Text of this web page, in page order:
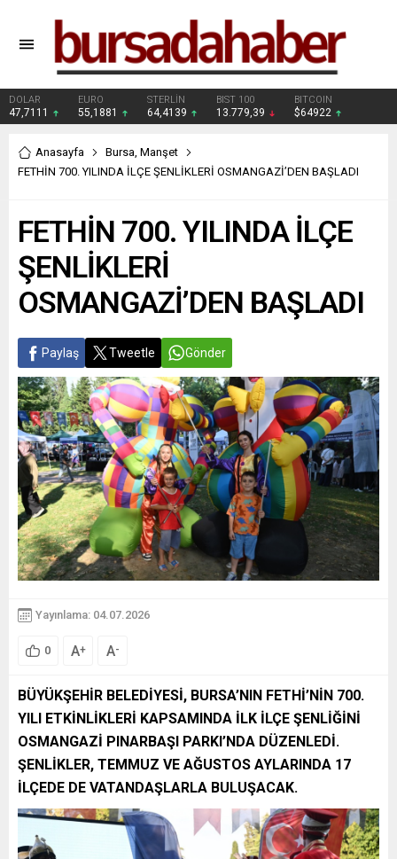
DOLAR
47,7111
EURO
55,1881
STERLİN
64,4139
BIST 100
13.779,39
BITCOIN
$64922
Anasayfa Bursa, Manşet
FETHİN 700. YILINDA İLÇE ŞENLİKLERİ OSMANGAZİ’DEN BAŞLADI
FETHİN 700. YILINDA İLÇE
ŞENLİKLERİ
OSMANGAZİ’DEN BAŞLADI
Paylaş Tweetle Gönder
Yayınlama: 04.07.2026
0 A+ A-
BÜYÜKŞEHİR BELEDİYESİ, BURSA’NIN FETHİ’NİN 700.
YILI ETKİNLİKLERİ KAPSAMINDA İLK İLÇE ŞENLİĞİNİ
OSMANGAZİ PINARBAŞI PARKI’NDA DÜZENLEDİ.
ŞENLİKLER, TEMMUZ VE AĞUSTOS AYLARINDA 17
İLÇEDE DE VATANDAŞLARLA BULUŞACAK.